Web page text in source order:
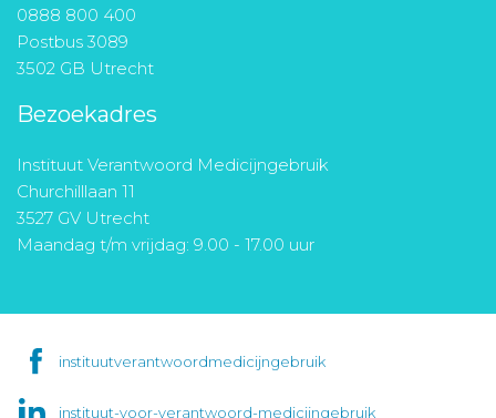
0888 800 400
Postbus 3089
3502 GB Utrecht
Bezoekadres
Instituut Verantwoord Medicijngebruik
Churchilllaan 11
3527 GV Utrecht
Maandag t/m vrijdag: 9.00 - 17.00 uur
instituutverantwoordmedicijngebruik
instituut-voor-verantwoord-medicijngebruik